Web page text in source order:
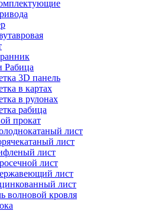
Рабица
3D панель
в картах
в рулонах
рабица
прокат
лист
лист
лист
лист
лист
лист
волновой кровля